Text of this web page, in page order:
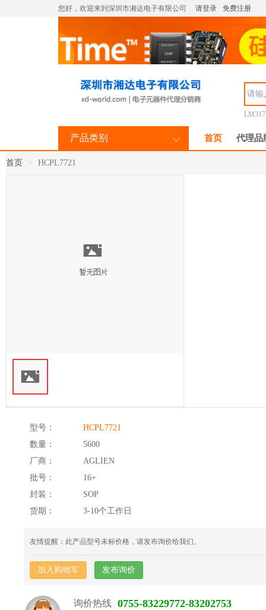
您好，欢迎来到深圳市湘达电子有限公司 请登录 免费注册
产品类别 首页 代理品
首页 HCPL7721
型号：
HCPL7721
数量：
5600
厂商：
AGLIEN
批号：
16+
封装：
SOP
货期：
3-10个工作日
友情提醒：此产品型号未标价格，请发布询价给我们。
加入购物车 发布询价
询价热线 0755-83229772-83202753